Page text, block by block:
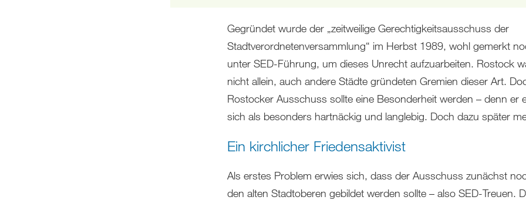
Gegründet wurde der „zeitweilige Gerechtigkeitsausschuss der
Stadtverordnetenversammlung“ im Herbst 1989, wohl gemerkt
unter SED-Führung, um dieses Unrecht aufzuarbeiten. Rostock
nicht allein, auch andere Städte gründeten Gremien dieser Art.
Rostocker Ausschuss sollte eine Besonderheit werden – denn er
sich als besonders hartnäckig und langlebig. Doch dazu später
Ein kirchlicher Friedensaktivist
Als erstes Problem erwies sich, dass der Ausschuss zunächst
den alten Stadtoberen gebildet werden sollte – also SED-Treuen.